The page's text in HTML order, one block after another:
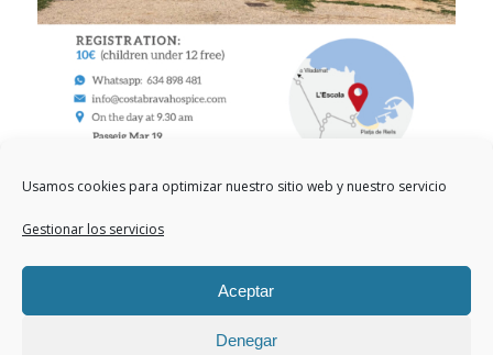
Usamos cookies para optimizar nuestro sitio web y nuestro servicio
Gestionar los servicios
Aceptar
Denegar